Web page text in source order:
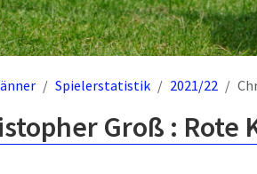
Spielerstatistik 2021/22
Groß : Rote